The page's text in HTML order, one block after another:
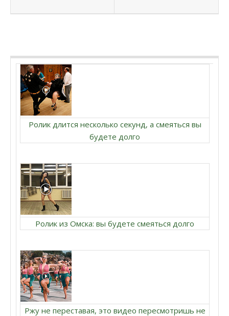
Ролик длится несколько секунд, а смеяться вы
будете долго
Ролик из Омска: вы будете смеяться долго
Ржу не переставая, это видео пересмотришь не